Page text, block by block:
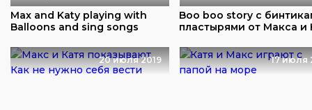
Max and Katy playing with
Balloons and sing songs
Boo boo story с
пластырями от Макса и
20 июля 2019 17 июля